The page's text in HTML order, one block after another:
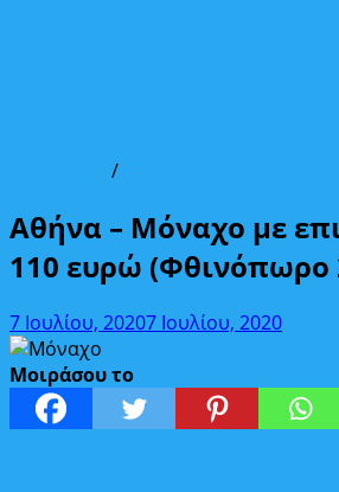
/
Αθήνα – Μόναχο με
110 ευρώ (Φθινόπωρο
7 Ιουλίου, 20207 Ιουλίου, 2020
Μοιράσου το